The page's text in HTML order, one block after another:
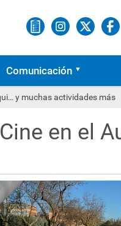
Comunicación
y muchas actividades más
en el